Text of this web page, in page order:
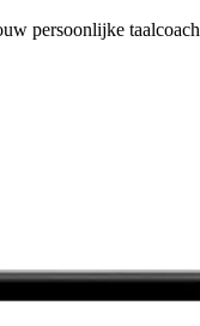
persoonlijke taalcoach